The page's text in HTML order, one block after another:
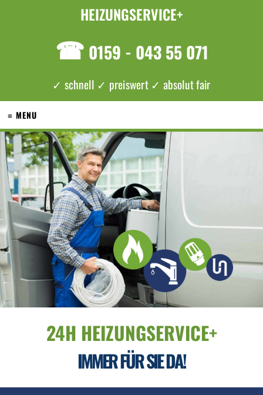
HEIZUNGSERVICE+
☎ 0159 - 043 55 071
✓ schnell ✓ preiswert ✓ absolut fair
≡ MENU
24H HEIZUNGSERVICE+
IMMER FÜR SIE DA!